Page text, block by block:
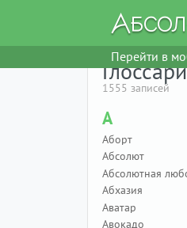
Перейти в
1555 записей
А
Аборт
Абсолют
Абсолютная
Абхазия
Аватар
Авокадо